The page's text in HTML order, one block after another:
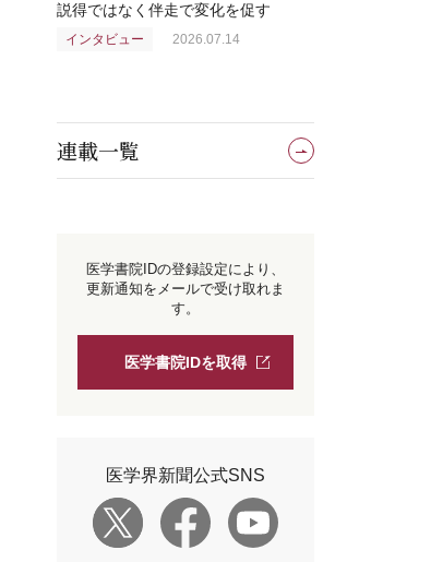
説得ではなく伴走で変化を促す
インタビュー 2026.07.14
連載一覧
医学書院IDの登録設定により、
更新通知をメールで受け取れま
す。
医学書院IDを取得
医学界新聞公式SNS